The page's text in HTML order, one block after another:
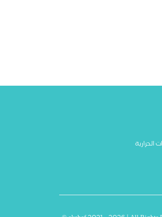
الحرارية